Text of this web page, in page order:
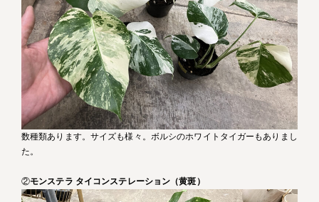
数種類あります。サイズも様々。ボルシのホワイトタイガーもありまし
た。
②モンステラ タイコンステレーション（黄斑）